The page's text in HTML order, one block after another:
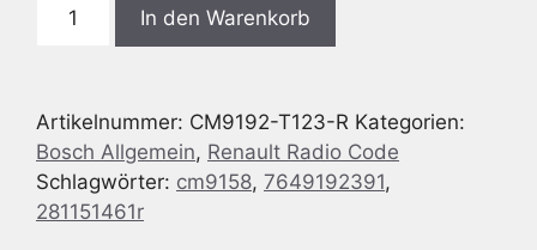
-
7
649
192
In den Warenkorb
Artikelnummer: CM9192-T123-R Kategorien:
Bosch Allgemein, Renault Radio Code
Schlagwörter: cm9158, 7649192391,
281151461r